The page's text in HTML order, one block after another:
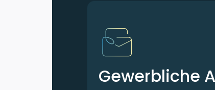
Gewerbliche